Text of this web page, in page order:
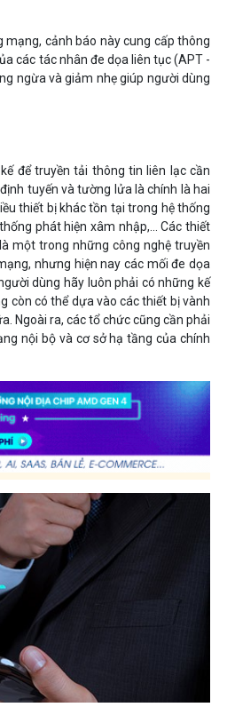
cảnh báo này cung cấp thông
các tác nhân đe dọa liên tục (APT -
ngừa và giảm nhẹ giúp người dùng
để truyền tải thông tin liên lạc cần
tuyến và tường lửa là chính là hai
thiết bị khác tồn tại trong hệ thống
phát hiện xâm nhập,... Các thiết
một trong những công nghệ truyền
nhưng hiện nay các mối đe dọa
dùng hãy luôn phải có những kế
còn có thể dựa vào các thiết bị vành
Ngoài ra, các tổ chức cũng cần phải
nội bộ và cơ sở hạ tầng của chính